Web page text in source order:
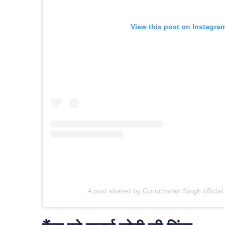
View this post on
A post shared by Gurucharan Singh